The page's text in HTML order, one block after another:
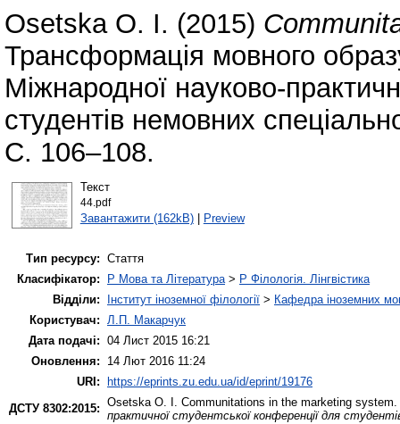
Osetska O. I. (2015)
Трансформація мовного
Міжнародної науково-
студентів немовних
С. 106–108.
Текст
44.pdf
Завантажити (162kB)| Preview
Тип ресурсу: Стаття
Класифікатор:
P Мова та Література> P Філологія. Лінгвістика
Відділи:
Інститут іноземної філології > Кафедра іноземних
Користувач: Л.П. Макарчук
Дата подачі: 04 Лист 2015 16:21
Оновлення:
14 Лют 2016 11:24
URI:
https://eprints.zu.edu.ua/id/eprint/19176
ДСТУ 8302:2015: Osetska O. I. Communitations in the marketing system.
практичної студентської конференції для